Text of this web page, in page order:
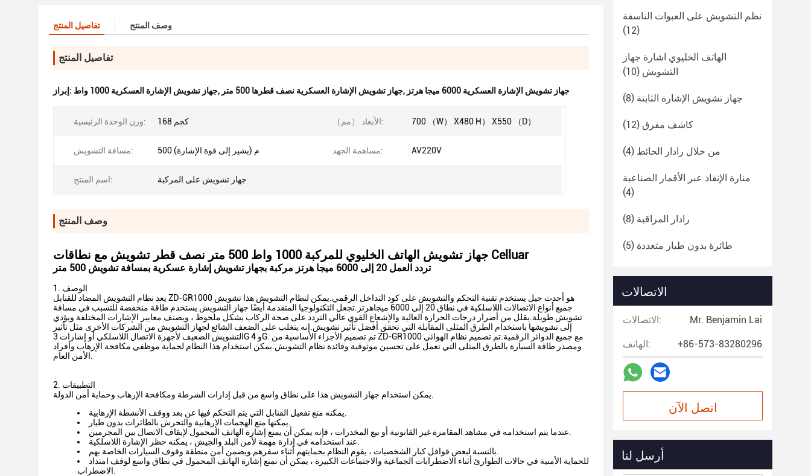
تفاصيل المنتج وصف المنتج
تفاصيل المنتج
إبراز: جهاز تشويش الإشارة العسكرية 1000 واط, جهاز تشويش الإشارة العسكرية نصف قطرها 500 متر, جهاز تشويش الإشارة العسكرية 6000 ميجا هرتز
وزن الوحدة الرئيسية: 168 كجم الأبعاد （مم）: 700 （W） X480 H） X550 （D）
مسافة التشويش: 500 م (يشير إلى قوة الإشارة) مساهمة الجهد: AV220V
اسم المنتج: جهاز تشويش على المركبة
وصف المنتج
جهاز تشويش الهاتف الخليوي للمركبة 1000 واط 500 متر نصف قطر تشويش مع نطاقات Celluar
تردد العمل 20 إلى 6000 ميجا هرتز مركبة بجهاز تشويش إشارة عسكرية بمسافة تشويش 500 متر
1. الوصف
يعد نظام التشويش المضاد للقنابل ZD-GR1000 هو أحدث جيل يستخدم تقنية التحكم والتشويش على كود التداخل الرقمي.يمكن لنظام التشويش هذا تشويش
جميع أنواع الاتصالات اللاسلكية في نطاق 20 إلى 6000 ميجاهرتز.تجعل التكنولوجيا المتقدمة أيضًا جهاز التشويش يستخدم طاقة منخفضة للتسبب في مسافة
تشويش طويلة.يقلل من أضرار درجات الحرارة العالية والإشعاع القوي عالي التردد على صحة الركاب بشكل ملحوظ ، ويصنف معايير الإشارات المختلفة ويؤدي
إلى تشويشها باستخدام الطرق المثلى المقابلة التي تحقق أفضل تأثير تشويش.إنه يتغلب على الضعف الشائع لجهاز التشويش من الشركات الأخرى مثل تأثير
التشويش الضعيف لأجهزة الاتصال اللاسلكي أو إشارات 3G و 4G. تم تصميم الأجزاء الأساسية من ZD-GR1000 مع جميع الدوائر الرقمية.تم تصميم نظام الهوائي
ومصدر طاقة السيارة بالطرق المثلى التي تعمل على تحسين موثوقية وفائدة نظام التشويش.يمكن استخدام هذا النظام لحماية موظفي مكافحة الإرهاب وأفراد
الأمن العام.
2. التطبيقات
يمكن استخدام جهاز التشويش هذا على نطاق واسع من قبل إدارات الشرطة ومكافحة الإرهاب وحماية أمن الدولة.
يمكنه منع تفعيل القنابل التي يتم التحكم فيها عن بعد ووقف الأنشطة الإرهابية.
يمكنها منع الهجمات الإرهابية والتحرش بالطائرات بدون طيار.
عندما يتم استخدامه في مشاهد المقامرة غير القانونية أو بيع المخدرات ، فإنه يمكن أن يمنع إشارة الهاتف المحمول لإيقاف الاتصال بين المجرمين.
عند استخدامه في إدارة مهمة لأمن البلد والجيش ، يمكنه حظر الإشارة اللاسلكية.
بالنسبة لبعض قوافل كبار الشخصيات ، يقوم النظام بحمايتهم أثناء سفرهم ويضمن أمن منطقة وقوف السيارات الخاصة بهم.
للحماية الأمنية في حالات الطوارئ أثناء الاضطرابات الجماعية والاجتماعات الكبيرة ، يمكن أن تمنع إشارة الهاتف المحمول في نطاق واسع لوقف امتداد
الاضطراب.
نظم التشويش على العبوات الناسفة
(12)
الهاتف الخليوي اشارة جهاز
التشويش (10)
جهاز تشويش الإشارة الثابتة (8)
كاشف مفرق (12)
من خلال رادار الحائط (4)
منارة الإنقاذ عبر الأقمار الصناعية
(4)
رادار المراقبة (8)
طائرة بدون طيار متعددة (5)
الاتصالات
الاتصالات: Mr. Benjamin Lai
الهاتف: +86-573-83280296
اتصل الآن
أرسل لنا